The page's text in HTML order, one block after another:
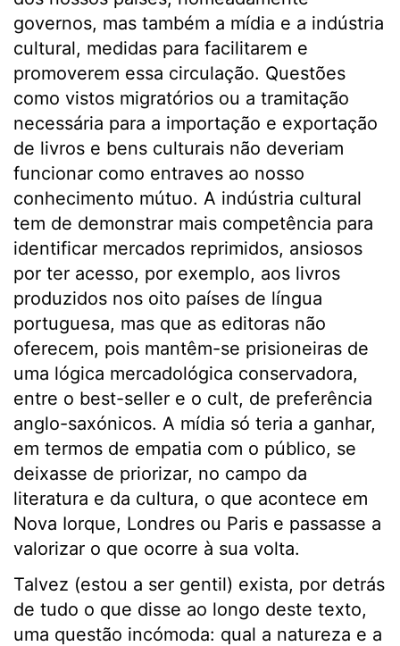
governos, mas também a mídia e a indústria
cultural, medidas para facilitarem e
promoverem essa circulação. Questões
como vistos migratórios ou a tramitação
necessária para a importação e exportação
de livros e bens culturais não deveriam
funcionar como entraves ao nosso
conhecimento mútuo. A indústria cultural
tem de demonstrar mais competência para
identificar mercados reprimidos, ansiosos
por ter acesso, por exemplo, aos livros
produzidos nos oito países de língua
portuguesa, mas que as editoras não
oferecem, pois mantêm-se prisioneiras de
uma lógica mercadológica conservadora,
entre o best-seller e o cult, de preferência
anglo-saxónicos. A mídia só teria a ganhar,
em termos de empatia com o público, se
deixasse de priorizar, no campo da
literatura e da cultura, o que acontece em
Nova Iorque, Londres ou Paris e passasse a
valorizar o que ocorre à sua volta.
Talvez (estou a ser gentil) exista, por detrás
de tudo o que disse ao longo deste texto,
uma questão incómoda: qual a natureza e a